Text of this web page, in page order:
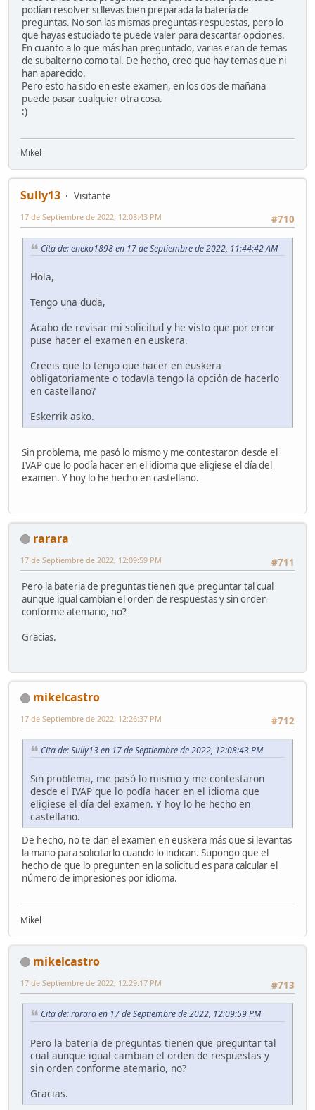
podían resolver si llevas bien preparada la batería de
preguntas. No son las mismas preguntas-respuestas, pero lo
que hayas estudiado te puede valer para descartar opciones.
En cuanto a lo que más han preguntado, varias eran de temas
de subalterno como tal. De hecho, creo que hay temas que ni
han aparecido.
Pero esto ha sido en este examen, en los dos de mañana
puede pasar cualquier otra cosa.
:)
Mikel
Sully13
Visitante
#710
17 de Septiembre de 2022, 12:08:43 PM
Cita de: eneko1898 en 17 de Septiembre de 2022, 11:44:42 AM
Hola,
Tengo una duda,
Acabo de revisar mi solicitud y he visto que por error
puse hacer el examen en euskera.
Creeis que lo tengo que hacer en euskera
obligatoriamente o todavía tengo la opción de hacerlo
en castellano?
Eskerrik asko.
Sin problema, me pasó lo mismo y me contestaron desde el
IVAP que lo podía hacer en el idioma que eligiese el día del
examen. Y hoy lo he hecho en castellano.
rarara
#711
17 de Septiembre de 2022, 12:09:59 PM
Pero la bateria de preguntas tienen que preguntar tal cual
aunque igual cambian el orden de respuestas y sin orden
conforme atemario, no?
Gracias.
mikelcastro
#712
17 de Septiembre de 2022, 12:26:37 PM
Cita de: Sully13 en 17 de Septiembre de 2022, 12:08:43 PM
Sin problema, me pasó lo mismo y me contestaron
desde el IVAP que lo podía hacer en el idioma que
eligiese el día del examen. Y hoy lo he hecho en
castellano.
De hecho, no te dan el examen en euskera más que si levantas
la mano para solicitarlo cuando lo indican. Supongo que el
hecho de que lo pregunten en la solicitud es para calcular el
número de impresiones por idioma.
Mikel
mikelcastro
#713
17 de Septiembre de 2022, 12:29:17 PM
Cita de: rarara en 17 de Septiembre de 2022, 12:09:59 PM
Pero la bateria de preguntas tienen que preguntar tal
cual aunque igual cambian el orden de respuestas y
sin orden conforme atemario, no?
Gracias.